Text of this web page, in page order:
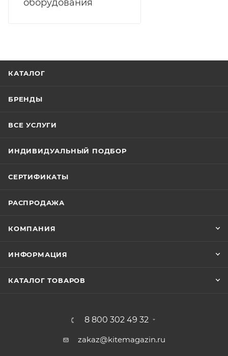
оборудования
КАТАЛОГ
БРЕНДЫ
ВСЕ УСЛУГИ
ИНДИВИДУАЛЬНЫЙ ПОДБОР
СЕРТИФИКАТЫ
РАСПРОДАЖА
КОМПАНИЯ
ИНФОРМАЦИЯ
КАТАЛОГ ТОВАРОВ
8 800 302 49 32
zakaz@kitemagazin.ru